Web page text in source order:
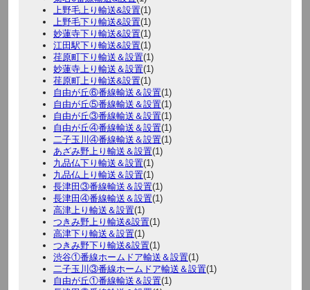
上野毛上り輸送&設置(1)
上野毛下り輸送&設置(1)
妙蓮寺下り輸送&設置(1)
江田駅下り輸送&設置(1)
荏原町下り輸送＆設置(1)
妙蓮寺上り輸送＆設置(1)
荏原町上り輸送&設置(1)
自由が丘⑥番線輸送＆設置(1)
自由が丘⑤番線輸送＆設置(1)
自由が丘③番線輸送＆設置(1)
自由が丘④番線輸送＆設置(1)
二子玉川④番線輸送＆設置(1)
あざみ野上り輸送＆設置(1)
九品仏下り輸送＆設置(1)
九品仏上り輸送＆設置(1)
長津田③番線輸送＆設置(1)
長津田④番線輸送＆設置(1)
高津上り輸送＆設置(1)
つきみ野上り輸送&設置(1)
高津下り輸送＆設置(1)
つきみ野下り輸送&設置(1)
渋谷①番線ホームドア輸送＆設置(1)
二子玉川③番線ホームドア輸送＆設置(1)
自由が丘①番線輸送＆設置(1)